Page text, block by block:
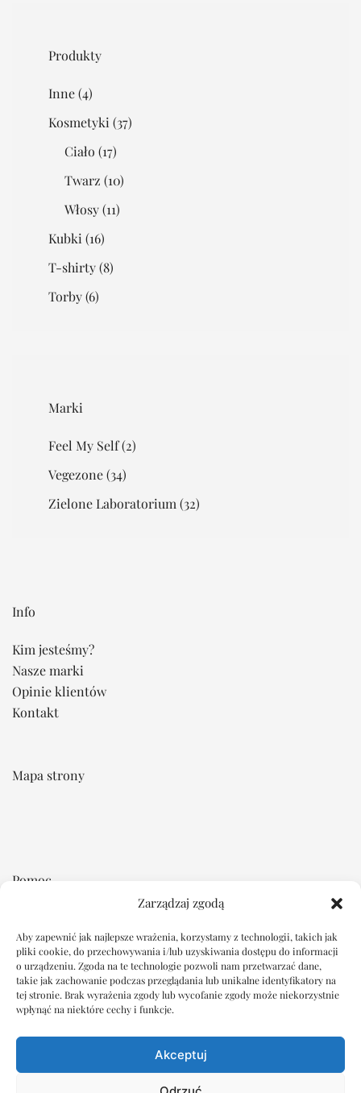
Zarządzaj zgodą
Aby zapewnić jak najlepsze wrażenia, korzystamy z technologii, takich jak
pliki cookie, do przechowywania i/lub uzyskiwania dostępu do informacji
o urządzeniu. Zgoda na te technologie pozwoli nam przetwarzać dane,
takie jak zachowanie podczas przeglądania lub unikalne identyfikatory na
tej stronie. Brak wyrażenia zgody lub wycofanie zgody może niekorzystnie
wpłynąć na niektóre cechy i funkcje.
Akceptuj
Produkty
Inne(4)
Kosmetyki (37)
Ciało (17)
Twarz (10)
Włosy(11)
Kubki (16)
T-shirty(8)
Torby(6)
Marki
Feel My Self(2)
Vegezone(34)
Zielone Laboratorium (32)
Info
Kim jesteśmy?
Nasze marki
Opinie klientów
Kontakt
Mapa strony
Pomoc
Płatność i dostawa
Reklamacje i zwroty
Dokumenty
Oświadczenie o ochronie prywatności
Wyłączenie odpowiedzialności